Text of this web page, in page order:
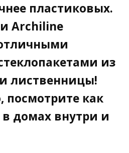
пластиковых.
Archiline
из
лиственницы!
как
домах внутри и